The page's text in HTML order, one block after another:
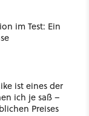
im Test: Ein
ist eines der
ich je saß –
Preises